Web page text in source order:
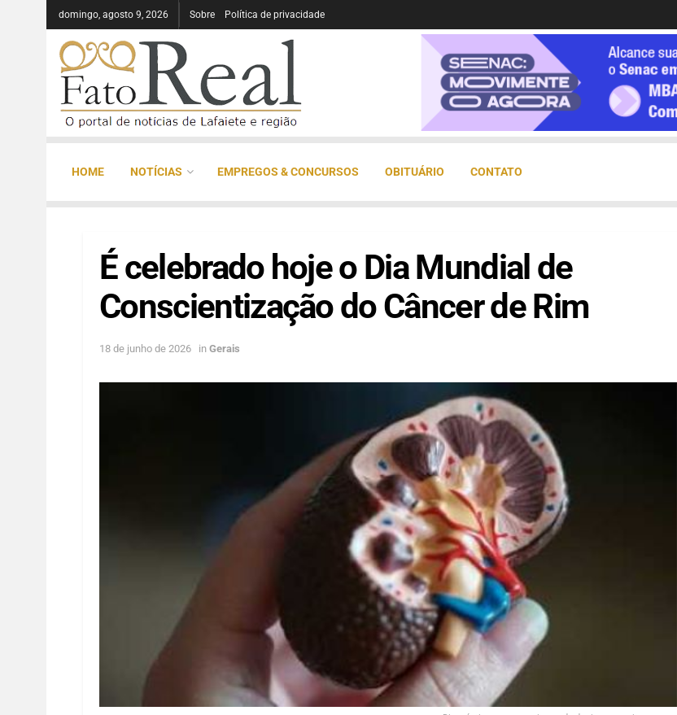
domingo, agosto 9, 2026 Sobre Política de privacidade
HOME NOTÍCIAS EMPREGOS & CONCURSOS OBITUÁRIO CONTATO
É celebrado hoje o Dia Mundial de
Conscientização do Câncer de Rim
18 de junho de 2026 in Gerais